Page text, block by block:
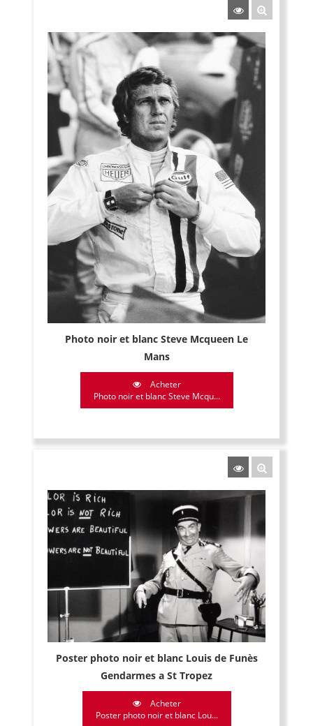
Photo noir et blanc Steve Mcqueen Le
Mans
Acheter
Photo noir et blanc Steve Mcqu...
Poster photo noir et blanc Louis de Funès
Gendarmes a St Tropez
Acheter
Poster photo noir et blanc Lou...